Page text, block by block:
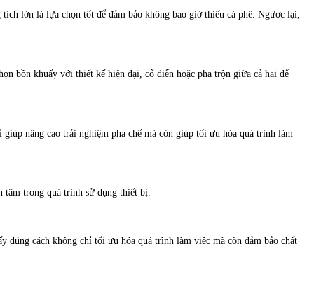
lớn là lựa chọn tốt để đảm bảo không bao giờ thiếu cà phê. Ngược lại,
bồn khuấy với thiết kế hiện đại, cổ điển hoặc pha trộn giữa cả hai để
nâng cao trải nghiệm pha chế mà còn giúp tối ưu hóa quá trình làm
tâm trong quá trình sử dụng thiết bị.
đúng cách không chỉ tối ưu hóa quá trình làm việc mà còn đảm bảo chất